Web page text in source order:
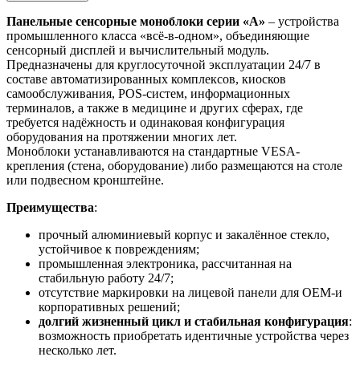
Панельные сенсорные моноблоки серии «А» – устройства
промышленного класса «всё-в-одном», объединяющие
сенсорный дисплей и вычислительный модуль.
Предназначены для круглосуточной эксплуатации 24/7 в
составе автоматизированных комплексов, киосков
самообслуживания, POS-систем, информационных
терминалов, а также в медицине и других сферах, где
требуется надёжность и одинаковая конфигурация
оборудования на протяжении многих лет.
Моноблоки устанавливаются на стандартные VESA-
крепления (стена, оборудование) либо размещаются на столе
или подвесном кронштейне.
Преимущества:
прочный алюминиевый корпус и закалённое стекло,
устойчивое к повреждениям;
промышленная электроника, рассчитанная на
стабильную работу 24/7;
отсутствие маркировки на лицевой панели для OEM-и
корпоративных решений;
долгий жизненный цикл и стабильная конфигурация:
возможность приобретать идентичные устройства через
несколько лет.